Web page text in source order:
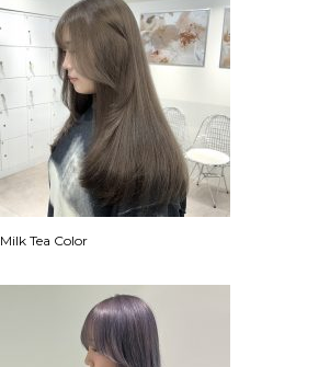
Milk Tea Color